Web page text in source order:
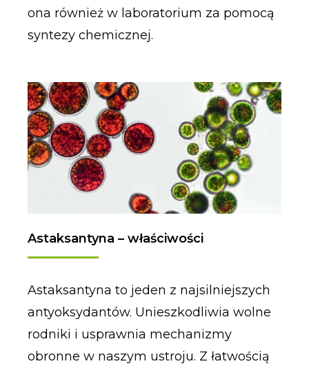
ona również w laboratorium za pomocą
syntezy chemicznej.
Astaksantyna – właściwości
Astaksantyna to jeden z najsilniejszych
antyoksydantów. Unieszkodliwia wolne
rodniki i usprawnia mechanizmy
obronne w naszym ustroju. Z łatwością